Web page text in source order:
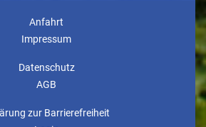
Anfahrt
Impressum
Datenschutz
AGB
zur Barrierefreiheit